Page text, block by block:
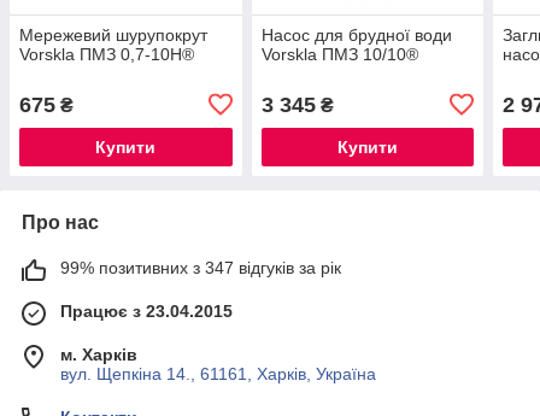
Мережевий шурупокрут
Vorskla ПМЗ 0,7-10Н®
675 ₴
Купити
Насос для брудної води
Vorskla ПМЗ 10/10®
3 345₴
Купити
2
Про нас
99% позитивних з 347 відгуків за рік
Працює з 23.04.2015
м. Харків
вул. Щепкіна 14., 61161, Харків, Україна